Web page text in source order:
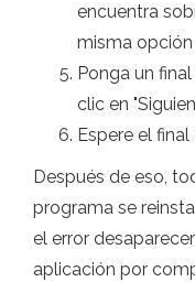
encuentra
misma
Ponga un
clic en
Espere el
Después de eso,
programa se
el error
aplicación por